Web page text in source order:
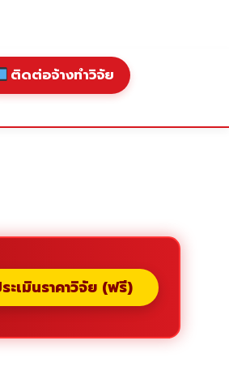
ติดต่อจ้างทำวิจัย
ะเมินราคาวิจัย (ฟรี)